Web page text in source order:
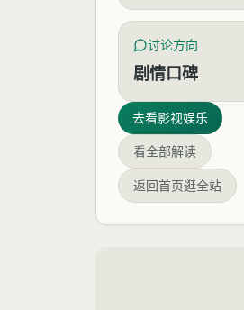
讨论方向
剧情口碑
去看影视娱乐
看全部解读
返回首页逛全站